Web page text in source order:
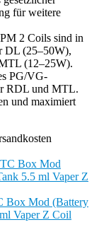
für weitere
2 Coils sind in
DL (25–50W),
(12–25W).
PG/VG-
RDL und MTL.
und maximiert
Box Mod (Battery
Vaper Z Coil